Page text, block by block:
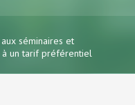
séminaires et
un tarif préférentiel